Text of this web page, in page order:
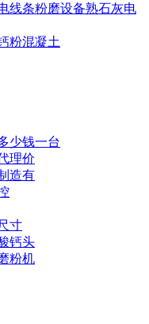
线条粉磨设备熟石灰电
粉混凝土
少钱一台
理价
造有
寸
钙头
粉机